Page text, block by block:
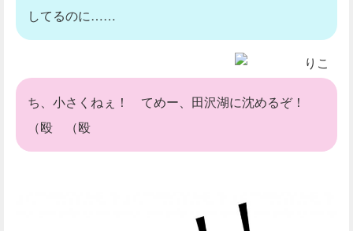
してるのに……
りこ
ち、小さくねぇ！ てめー、田沢湖に沈めるぞ！
（殴 （殴